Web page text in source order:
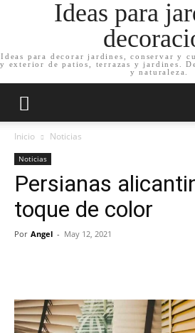
Ideas para
Ideas para decorar jardines, conservar y
y exterior de patios, terrazas y jardines.
y naturaleza.
Inicio Noticias
Noticias
Persianas
toque de color
Por Angel - May 12, 2021